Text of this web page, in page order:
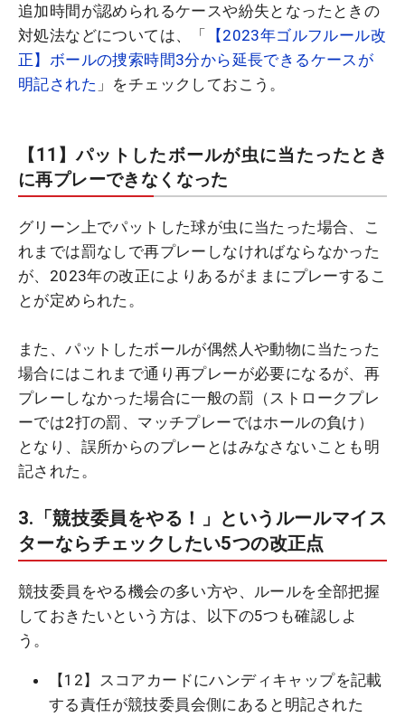
追加時間が認められるケースや紛失となったときの
対処法などについては、「 【2023年ゴルフルール改
正】ボールの捜索時間3分から延長できるケースが
明記された 」をチェックしておこう。
【11】パットしたボールが虫に当たったとき
に再プレーできなくなった
グリーン上でパットした球が虫に当たった場合、こ
れまでは罰なしで再プレーしなければならなかった
が、2023年の改正によりあるがままにプレーするこ
とが定められた。
また、パットしたボールが偶然人や動物に当たった
場合にはこれまで通り再プレーが必要になるが、再
プレーしなかった場合に一般の罰（ストロークプレ
ーでは2打の罰、マッチプレーではホールの負け）
となり、誤所からのプレーとはみなさないことも明
記された。
3.「競技委員をやる！」というルールマイス
ターならチェックしたい5つの改正点
競技委員をやる機会の多い方や、ルールを全部把握
しておきたいという方は、以下の5つも確認しよ
う。
【12】スコアカードにハンディキャップを記載
する責任が競技委員会側にあると明記された